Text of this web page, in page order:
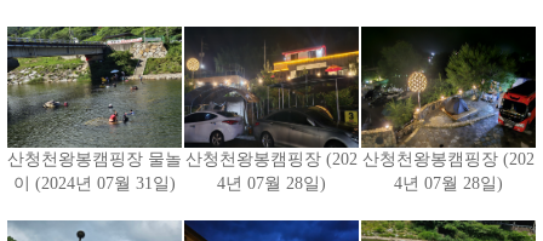
산청천왕봉캠핑장 물놀
이 (2024년 07월 31일)
산청천왕봉캠핑장 (202
4년 07월 28일)
산청천왕봉캠핑장 (202
4년 07월 28일)